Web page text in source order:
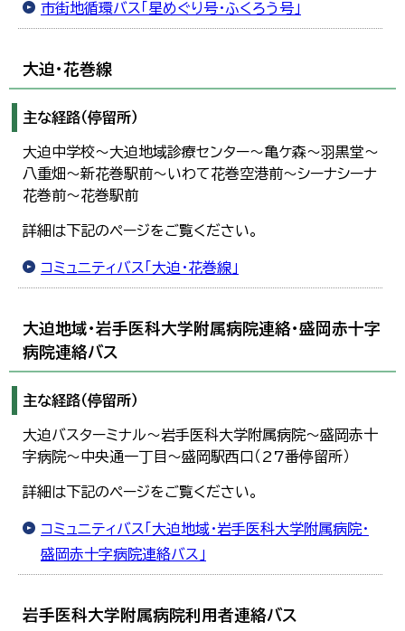
市街地循環バス「星めぐり号・ふくろう号」
大迫・花巻線
主な経路（停留所）
大迫中学校～大迫地域診療センター～亀ケ森～羽黒堂～
八重畑～新花巻駅前～いわて花巻空港前～シーナシーナ
花巻前～花巻駅前
詳細は下記のページをご覧ください。
コミュニティバス「大迫・花巻線」
大迫地域・岩手医科大学附属病院連絡・盛岡赤十字
病院連絡バス
主な経路（停留所）
大迫バスターミナル～岩手医科大学附属病院～盛岡赤十
字病院～中央通一丁目～盛岡駅西口（27番停留所）
詳細は下記のページをご覧ください。
コミュニティバス「大迫地域・岩手医科大学附属病院・
盛岡赤十字病院連絡バス」
岩手医科大学附属病院利用者連絡バス